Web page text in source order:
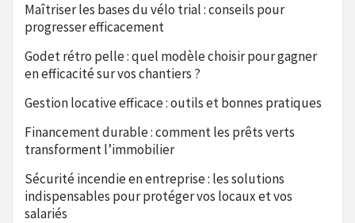
Maîtriser les bases du vélo trial : conseils pour
progresser efficacement
Godet rétro pelle : quel modèle choisir pour gagner
en efficacité sur vos chantiers ?
Gestion locative efficace : outils et bonnes pratiques
Financement durable : comment les prêts verts
transforment l’immobilier
Sécurité incendie en entreprise : les solutions
indispensables pour protéger vos locaux et vos
salariés